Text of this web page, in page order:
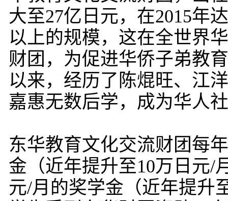
大至27亿日元，在2015年
以上的规模，这在全世界
财团，为促进华侨子弟教
以来，经历了陈焜旺、江
嘉惠无数后学，成为华人
东华教育文化交流财团每
金（近年提升至10万日元/
元/月的奖学金（近年提升